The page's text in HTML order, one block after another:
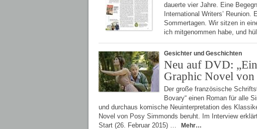
dauerte vier Jahre. Eine
International Writers’
Sommertagen. Wir sitzen in
ich mitgenommen habe, und
Gesichter und Geschichten
Neu auf DVD:
Graphic Novel von
Der große französische
Bovary“ einen Roman für alle
und durchaus komische Neuinterpretation des
Novel von Posy Simmonds beruht. Im Interview
Start (26. Februar 2015) …
Mehr…